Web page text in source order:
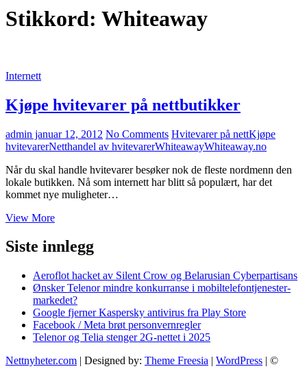
Stikkord: Whiteaway
Internett
Kjøpe hvitevarer på nettbutikker
admin januar 12, 2012 No Comments Hvitevarer på nettKjøpe
hvitevarerNetthandel av hvitevarerWhiteawayWhiteaway.no
Når du skal handle hvitevarer besøker nok de fleste nordmenn den
lokale butikken. Nå som internett har blitt så populært, har det
kommet nye muligheter…
View MoreKjøpe
på
nettbutikker
Siste innlegg
Aeroflot hacket av Silent Crow og Belarusian Cyberpartisans
Ønsker Telenor mindre konkurranse i mobiltelefontjenester-
markedet?
Google fjerner Kaspersky antivirus fra Play Store
Facebook / Meta brøt personvernregler
Telenor og Telia stenger 2G-nettet i 2025
Nettnyheter.com | Designed by: Theme Freesia | WordPress | ©